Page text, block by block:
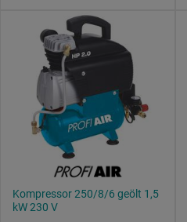
Kompressor 250/8/6 geölt 1,5
kW 230 V